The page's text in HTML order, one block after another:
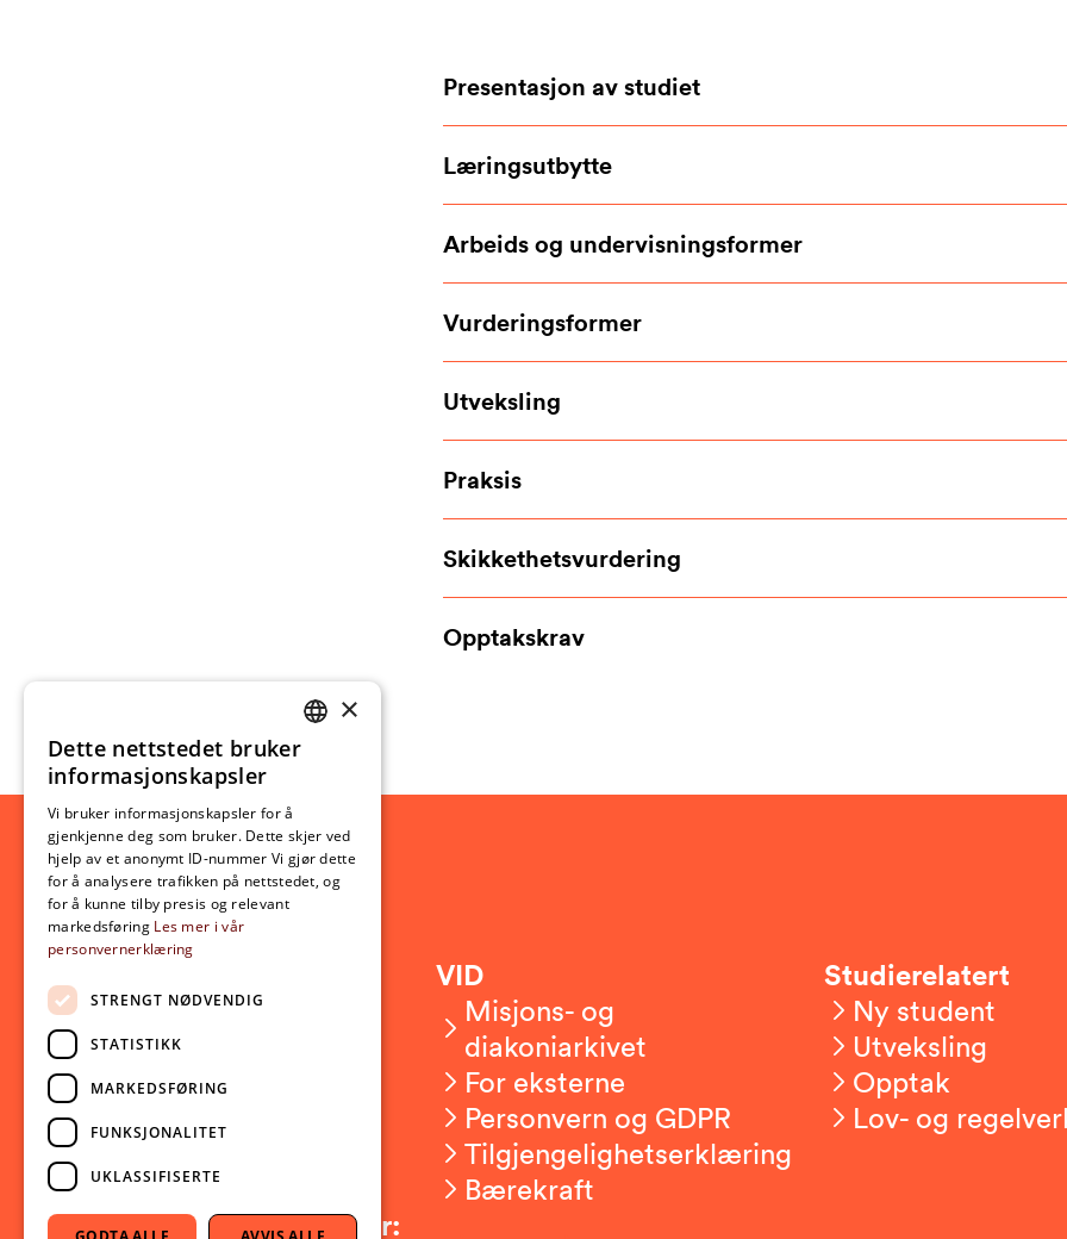
Presentasjon av studiet
Læringsutbytte
Arbeids og undervisningsformer
Vurderingsformer
Utveksling
Praksis
Skikkethetsvurdering
Opptakskrav
Kontakt oss
Om VID
Ansatte
Presserom
Sikkerhet og beredskap
VID
Misjons- og
diakoniarkivet
For eksterne
Personvern og GDPR
Tilgjengelighetserklæring
Bærekraft
Studierelatert
Ny student
Utveksling
Opptak
Lov- og
Følg oss på sosiale medier:
NORWEGIAN
×
Dette nettstedet bruker
informasjonskapsler
Vi bruker informasjonskapsler for å
gjenkjenne deg som bruker. Dette skjer ved
hjelp av et anonymt ID-nummer Vi gjør dette
for å analysere trafikken på nettstedet, og
for å kunne tilby presis og relevant
markedsføring Les mer i vår
personvernerklæring
STRENGT NØDVENDIG
STATISTIKK
MARKEDSFØRING
FUNKSJONALITET
UKLASSIFISERTE